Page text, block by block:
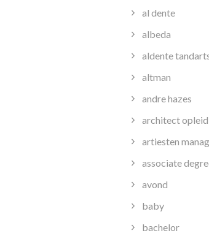
al dente
albeda
aldente
altman
andre hazes
architect
artiesten
associate
avond
baby
bachelor